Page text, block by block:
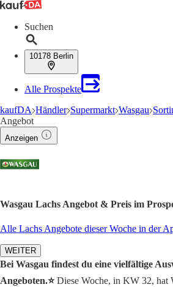
Suchen
10178 Berlin
Alle Prospekte
kaufDA Händler Supermarkt Wasgau
Angebot
Anzeigen
Wasgau Lachs Angebot & Preis im
Alle Lachs Angebote dieser Woche in der
WEITER
Bei Wasgau findest du eine vielfältige
Angeboten.⭐️Diese Woche, in KW 32, hat